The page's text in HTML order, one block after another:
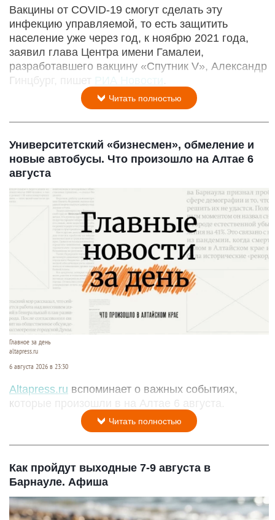
Вакцины от COVID-19 смогут сделать эту
инфекцию управляемой, то есть защитить
население уже через год, к ноябрю 2021 года,
заявил глава Центра имени Гамалеи,
разработавшего вакцину «Спутник V», Александр
Гинцбург, пишет РИА Новости
Читать полностью
Университетский «бизнесмен», обмеление и
новые автобусы. Что произошло на Алтае 6
августа
Главное за день
altapress.ru
6 августа 2026 в 23:30
Altapress.ru вспоминает о важных событиях,
которые произошли в на Алтае 6 августа.
Читать полностью
Как пройдут выходные 7-9 августа в
Барнауле. Афиша